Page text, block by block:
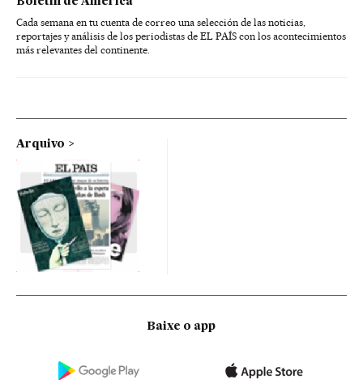
Cada semana en tu cuenta de correo una selección de las noticias,
reportajes y análisis de los periodistas de EL PAÍS con los acontecimientos
más relevantes del continente.
Arquivo
Baixe o app